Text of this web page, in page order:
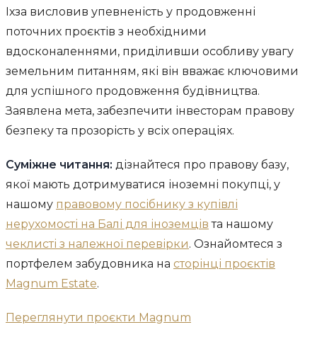
Іхза висловив упевненість у продовженні
поточних проєктів з необхідними
вдосконаленнями, приділивши особливу увагу
земельним питанням, які він вважає ключовими
для успішного продовження будівництва.
Заявлена мета, забезпечити інвесторам правову
безпеку та прозорість у всіх операціях.
Суміжне читання: дізнайтеся про правову базу,
якої мають дотримуватися іноземні покупці, у
нашому правовому посібнику з купівлі
нерухомості на Балі для іноземців та нашому
чеклисті з належної перевірки. Ознайомтеся з
портфелем забудовника на сторінці проєктів
Magnum Estate.
Переглянути проєкти Magnum